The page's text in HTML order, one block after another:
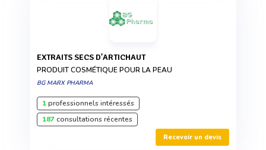
EXTRAITS SECS D'ARTICHAUT
PRODUIT COSMÉTIQUE POUR LA PEAU
BG MARX PHARMA
1professionnels intéressés
187consultations récentes
Recevoir un devis